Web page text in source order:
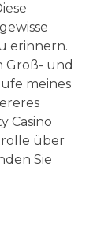
erinnern.
Groß- und
meines
Casino
über
Sie